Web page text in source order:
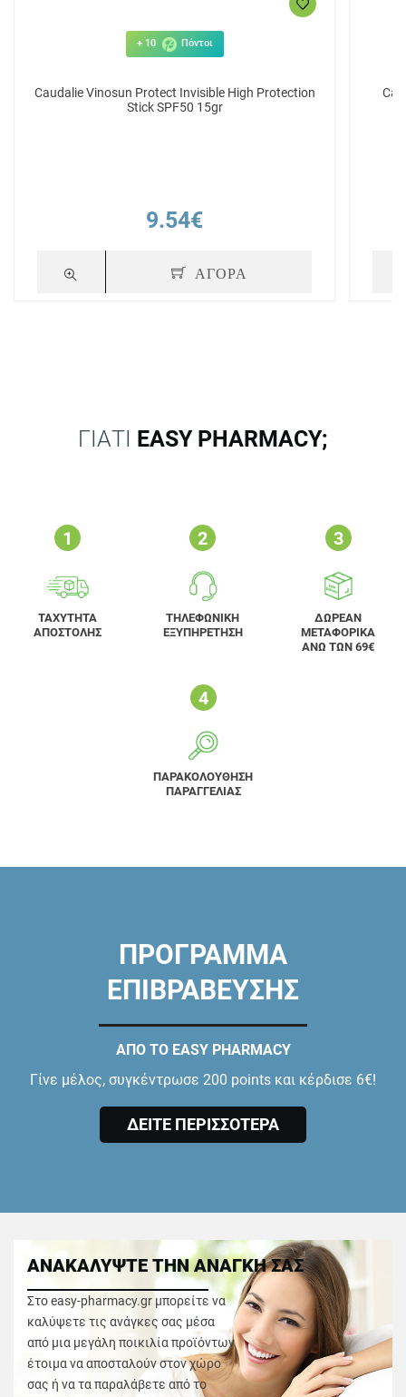
+ 10 Πόντοι
Caudalie Vinosun Protect Invisible High Protection
Stick SPF50 15gr
9.54€
ΑΓΟΡΑ
ΓΙΑΤΙ EASY PHARMACY;
ΤΑΧΥΤΗΤΑ
ΑΠΟΣΤΟΛΗΣ
ΤΗΛΕΦΩΝΙΚΗ
ΕΞΥΠΗΡΕΤΗΣΗ
ΔΩΡΕΑΝ
ΜΕΤΑΦΟΡΙΚΑ
ΑΝΩ ΤΩΝ 69€
ΠΑΡΑΚΟΛΟΥΘΗΣΗ
ΠΑΡΑΓΓΕΛΙΑΣ
ΠΡΟΓΡΑΜΜΑ
ΕΠΙΒΡΑΒΕΥΣΗΣ
ΑΠΟ ΤΟ EASY PHARMACY
Γίνε μέλος, συγκέντρωσε 200 points και κέρδισε 6€!
ΔΕΙΤΕ ΠΕΡΙΣΣΟΤΕΡΑ
ΑΝΑΚΑΛΥΨΤΕ ΤΗΝ ΑΝΑΓΚΗ ΣΑΣ
Στο easy-pharmacy.gr μπορείτε να
καλύψετε τις ανάγκες σας μέσα
από μια μεγάλη ποικιλία προϊόντων
έτοιμα να αποσταλούν στον χώρο
σας ή να τα παραλάβετε από το